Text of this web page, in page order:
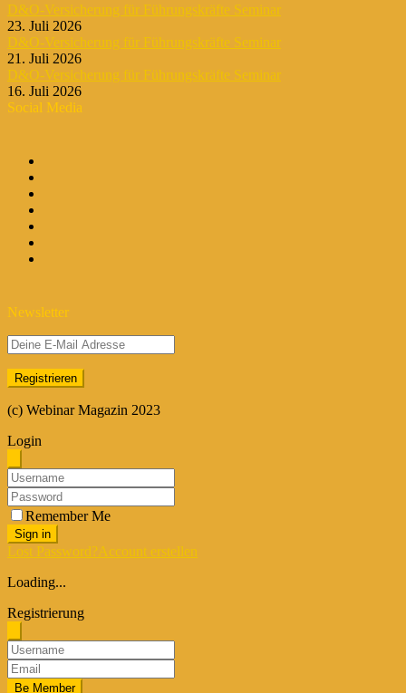
D&O-Versicherung für Führungskräfte Seminar
23. Juli 2026
D&O-Versicherung für Führungskräfte Seminar
21. Juli 2026
D&O-Versicherung für Führungskräfte Seminar
16. Juli 2026
Social Media
Newsletter
(c) Webinar Magazin 2023
Login
Remember Me
Sign in
Lost Password?Account erstellen
Loading...
Registrierung
Be Member